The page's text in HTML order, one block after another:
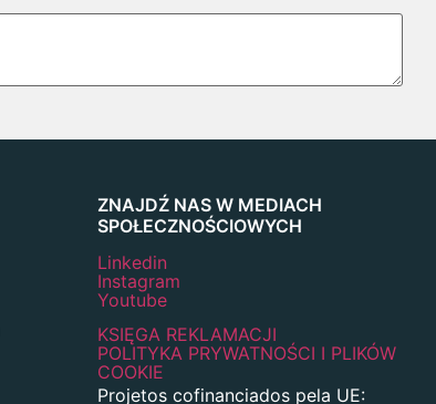
ZNAJDŹ NAS W MEDIACH
SPOŁECZNOŚCIOWYCH
Linkedin
Instagram
Youtube
KSIĘGA REKLAMACJI
POLITYKA PRYWATNOŚCI I PLIKÓW
COOKIE
Projetos cofinanciados pela UE: